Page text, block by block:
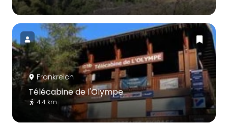
Frankreich
Télécabine de l'Olympe
4.4 km